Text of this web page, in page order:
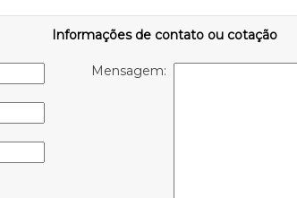
Informações de contato ou cotação
Mensagem: